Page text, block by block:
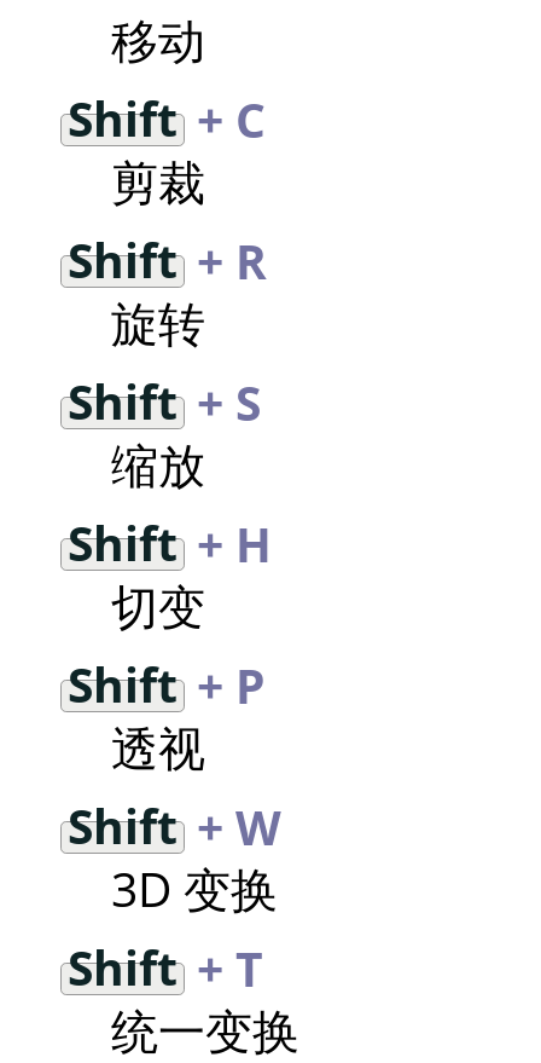
移动
Shift+ C
剪裁
Shift+ R
旋转
Shift+ S
缩放
Shift+ H
切变
Shift+ P
透视
Shift+ W
3D 变换
Shift+ T
统一变换